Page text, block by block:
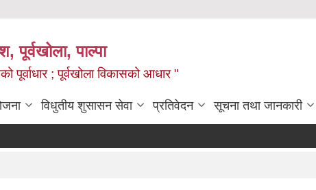
पूर्वखोला, पाल्पा
पूर्वाधार ; पूर्वखोला विकासको आधार "
विधुतीय शुसासन सेवा प्रतिवेदन सूचना तथा जानकारी